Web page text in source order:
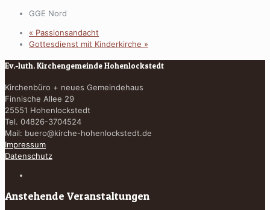
GGE Nord
« Passionsandacht
Gottesdienst mit Kinderkirche »
Ev.-luth. Kirchengemeinde Hohenlockstedt
Kirchenbüro + neues Gemeindehaus
Finnische Allee 29
25551 Hohenlockstedt
Tel. 04826-3704524
Mail: buero@kirche-hohenlockstedt.de
Impressum
Datenschutz
Anstehende Veranstaltungen